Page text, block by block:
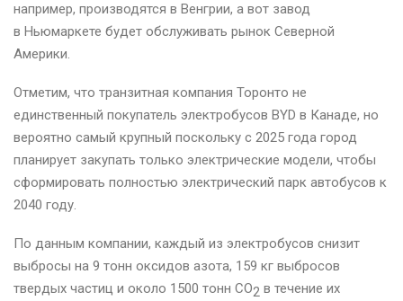
например, производятся в Венгрии, а вот завод
в Ньюмаркете будет обслуживать рынок Северной
Америки.
Отметим, что транзитная компания Торонто не
единственный покупатель электробусов BYD в Канаде, но
вероятно самый крупный поскольку с 2025 года город
планирует закупать только электрические модели, чтобы
сформировать полностью электрический парк автобусов к
2040 году.
По данным компании, каждый из электробусов снизит
выбросы на 9 тонн оксидов азота, 159 кг выбросов
твердых частиц и около 1500 тонн CO2 в течение их